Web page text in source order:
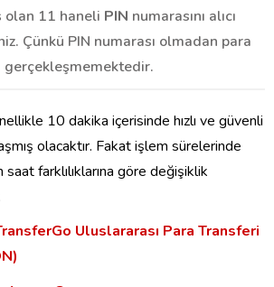
olan 11 haneli PIN numarasını alıcı
Çünkü PIN numarası olmadan para
gerçekleşmemektedir.
10 dakika içerisinde hızlı ve güvenli
olacaktır. Fakat işlem sürelerinde
farklılıklarına göre değişiklik
Uluslararası Para Transferi